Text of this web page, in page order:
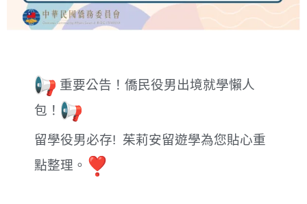
重要公告！僑民役男出境就學懶人
包！
留學役男必存! 茱莉安留遊學為您貼心重
點整理。